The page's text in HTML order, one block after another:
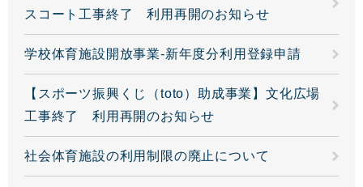
スコート工事終了 利用再開のお知らせ
学校体育施設開放事業-新年度分利用登録申請
【スポーツ振興くじ（toto）助成事業】文化広場
工事終了 利用再開のお知らせ
社会体育施設の利用制限の廃止について